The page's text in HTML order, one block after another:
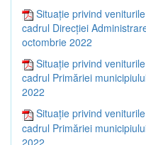
Situație privind
cadrul Direcției
octombrie 2022
Situație privind
cadrul Primăriei
2022
Situație privind
cadrul Primăriei
2022